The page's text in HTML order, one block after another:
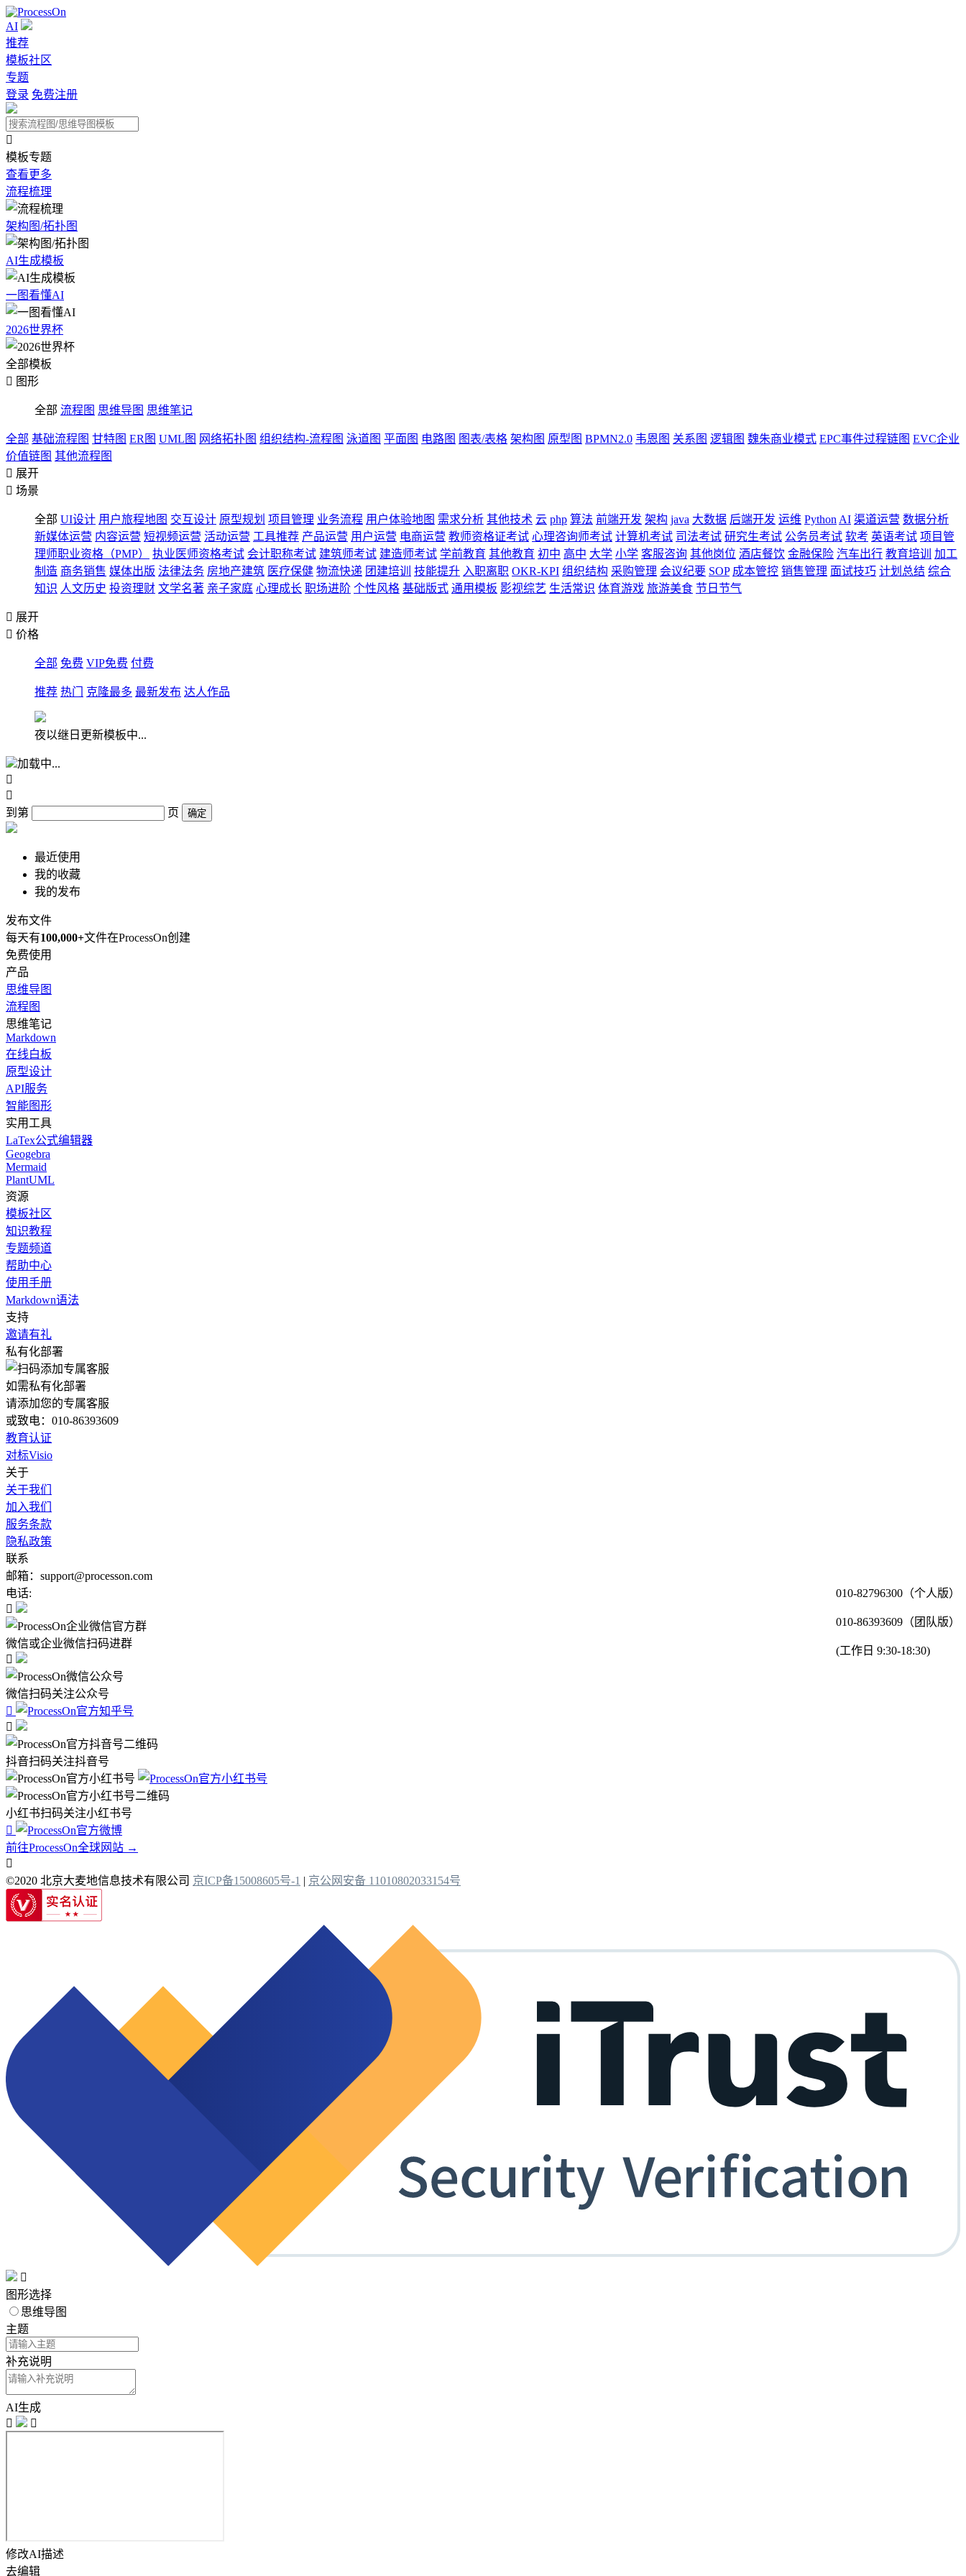
AI
推荐
模板社区
专题
登录 免费注册

模板专题
查看更多
流程梳理
架构图/拓扑图
AI生成模板
一图看懂AI
2026世界杯
全部模板
 图形
全部 流程图 思维导图 思维笔记
全部 基础流程图 甘特图 ER图 UML图 网络拓扑图 组织结构-流程图 泳道图 平面图 电路图 图表/表格 架构图 原型图 BPMN2.0 韦恩图 关系图 逻辑图 魏朱商业模式 EPC事件过程链图 EVC企业
价值链图 其他流程图
 展开
 场景
全部 UI设计 用户旅程地图 交互设计 原型规划 项目管理 业务流程 用户体验地图 需求分析 其他技术 云 php 算法 前端开发 架构 java 大数据 后端开发 运维 Python AI 渠道运营 数据分析
新媒体运营 内容运营 短视频运营 活动运营 工具推荐 产品运营 用户运营 电商运营 教师资格证考试 心理咨询师考试 计算机考试 司法考试 研究生考试 公务员考试 软考 英语考试 项目管
理师职业资格（PMP）
执业医师资格考试 会计职称考试 建筑师考试 建造师考试 学前教育 其他教育 初中 高中 大学 小学 客服咨询 其他岗位 酒店餐饮 金融保险 汽车出行 教育培训
加工
制造 商务销售 媒体出版 法律法务 房地产建筑 医疗保健 物流快递 团建培训 技能提升 入职离职 OKR-KPI 组织结构 采购管理 会议纪要 SOP 成本管控 销售管理 面试技巧 计划总结 综合
知识 人文历史 投资理财 文学名著 亲子家庭 心理成长 职场进阶 个性风格 基础版式 通用模板 影视综艺 生活常识 体育游戏 旅游美食 节日节气
 展开
 价格
全部 免费 VIP免费 付费
推荐 热门 克隆最多 最新发布 达人作品
夜以继日更新模板中...
加载中...


到第
页 确定
最近使用
我的收藏
我的发布
发布文件
每天有100,000+文件在ProcessOn创建
免费使用
产品
思维导图
流程图
思维笔记
Markdown
在线白板
原型设计
API服务
智能图形
实用工具
LaTex公式编辑器
Geogebra
Mermaid
PlantUML
资源
模板社区
知识教程
专题频道
帮助中心
使用手册
Markdown语法
支持
邀请有礼
私有化部署
如需私有化部署
请添加您的专属客服
或致电：010-86393609
教育认证
对标Visio
关于
关于我们
加入我们
服务条款
隐私政策
联系
邮箱：support@processon.com
电话:
010-82796300（个人版）
010-86393609（团队版）
(工作日 9:30-18:30)

微信或企业微信扫码进群

微信扫码关注公众号


抖音扫码关注抖音号
小红书扫码关注小红书号

前往ProcessOn全球网站 →

©2020 北京大麦地信息技术有限公司 京ICP备15008605号-1 | 京公网安备 11010802033154号

图形选择
思维导图
主题
补充说明
AI生成


修改AI描述
去编辑